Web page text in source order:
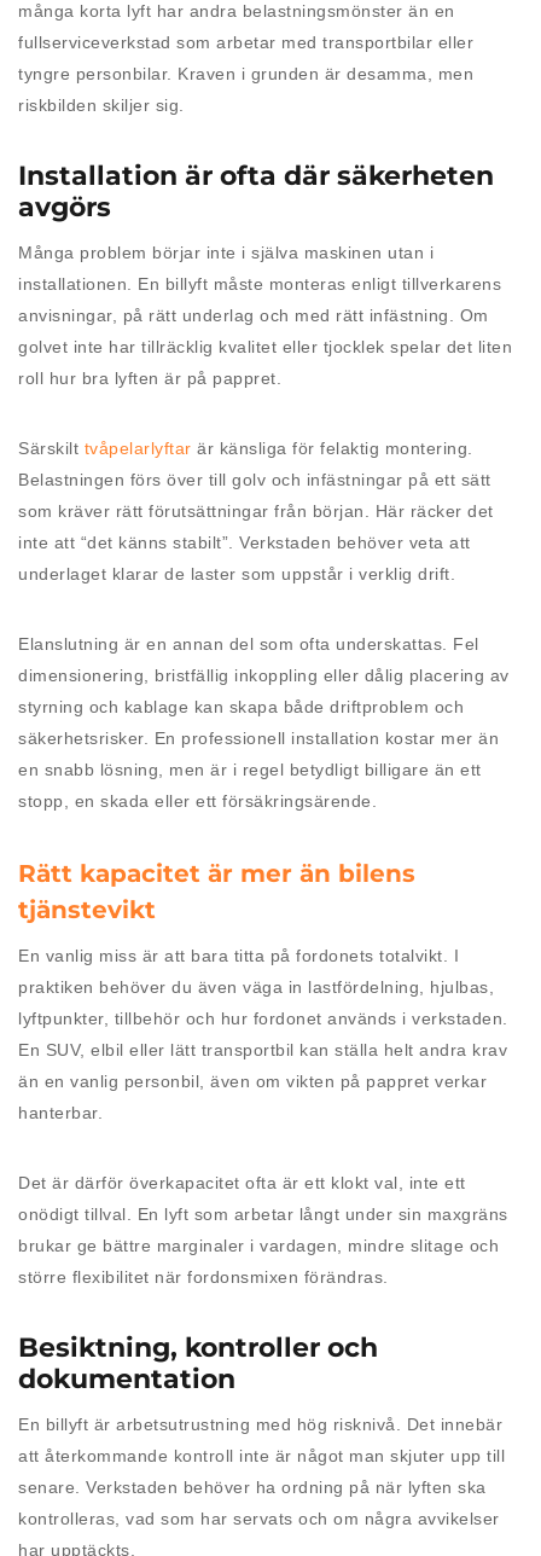
många korta lyft har andra belastningsmönster än en
fullserviceverkstad som arbetar med transportbilar eller
tyngre personbilar. Kraven i grunden är desamma, men
riskbilden skiljer sig.
Installation är ofta där säkerheten
avgörs
Många problem börjar inte i själva maskinen utan i
installationen. En billyft måste monteras enligt tillverkarens
anvisningar, på rätt underlag och med rätt infästning. Om
golvet inte har tillräcklig kvalitet eller tjocklek spelar det liten
roll hur bra lyften är på pappret.
Särskilt tvåpelarlyftar är känsliga för felaktig montering.
Belastningen förs över till golv och infästningar på ett sätt
som kräver rätt förutsättningar från början. Här räcker det
inte att “det känns stabilt”. Verkstaden behöver veta att
underlaget klarar de laster som uppstår i verklig drift.
Elanslutning är en annan del som ofta underskattas. Fel
dimensionering, bristfällig inkoppling eller dålig placering av
styrning och kablage kan skapa både driftproblem och
säkerhetsrisker. En professionell installation kostar mer än
en snabb lösning, men är i regel betydligt billigare än ett
stopp, en skada eller ett försäkringsärende.
Rätt kapacitet är mer än bilens
tjänstevikt
En vanlig miss är att bara titta på fordonets totalvikt. I
praktiken behöver du även väga in lastfördelning, hjulbas,
lyftpunkter, tillbehör och hur fordonet används i verkstaden.
En SUV, elbil eller lätt transportbil kan ställa helt andra krav
än en vanlig personbil, även om vikten på pappret verkar
hanterbar.
Det är därför överkapacitet ofta är ett klokt val, inte ett
onödigt tillval. En lyft som arbetar långt under sin maxgräns
brukar ge bättre marginaler i vardagen, mindre slitage och
större flexibilitet när fordonsmixen förändras.
Besiktning, kontroller och
dokumentation
En billyft är arbetsutrustning med hög risknivå. Det innebär
att återkommande kontroll inte är något man skjuter upp till
senare. Verkstaden behöver ha ordning på när lyften ska
kontrolleras, vad som har servats och om några avvikelser
har upptäckts.